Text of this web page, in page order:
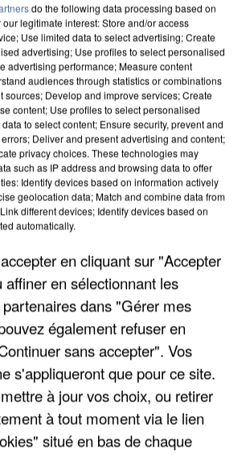
DE 300 000 CLIENTS DÉROBÉES À
APRÈS UNE...
do the following data processing based on
legitimate interest: Store and/or access
Use limited data to select advertising; Create
advertising; Use profiles to select personalised
advertising performance; Measure content
audiences through statistics or combinations
sources; Develop and improve services; Create
content; Use profiles to select personalised
to select content; Ensure security, prevent and
Deliver and present advertising and content;
privacy choices. These technologies may
such as IP address and browsing data to offer
Identify devices based on information actively
geolocation data; Match and combine data from
different devices; Identify devices based on
automatically.
en cliquant sur "Accepter
en sélectionnant les
dans "Gérer mes
également refuser en
sans accepter". Vos
s'appliqueront que pour ce site.
à jour vos choix, ou retirer
à tout moment via le lien
situé en bas de chaque